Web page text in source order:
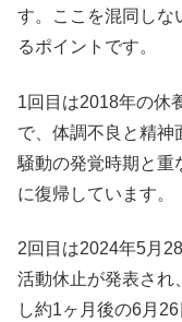
す。ここを混同しな
るポイントです。
1回目は2018年の休
で、体調不良と精神
騒動の発覚時期と重
に復帰しています。
2回目は2024年5月
活動休止が発表され
し約1ヶ月後の6月